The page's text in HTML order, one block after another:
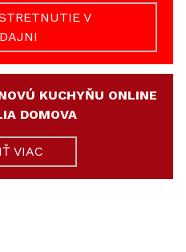
V
KUCHYŇU ONLINE
DOMOVA
VIAC